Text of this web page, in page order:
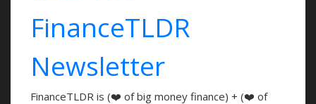
FinanceTLDR
Newsletter
FinanceTLDR is (❤️ of big money finance) + (❤️ of